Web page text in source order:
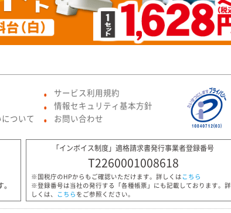
ついて
● サービス利用規約
● 情報セキュリティ基本方針
● お問い合わせ
「インボイス制度」適格請求書発行事業者登録番号
T2260001008618
※国税庁のHPからもご確認いただけます。詳しくは こちら
※登録番号は当社の発行する「各種帳票」にも記載しております。詳
しくは、
こちら をご参照ください。